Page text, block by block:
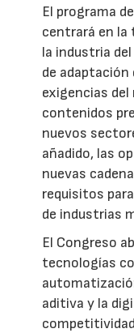
El programa
centrará en la
la industria
de adaptación
exigencias
contenidos
nuevos
añadido, las
nuevas
requisitos
de industrias
El Congreso
tecnologías
aditiva y la